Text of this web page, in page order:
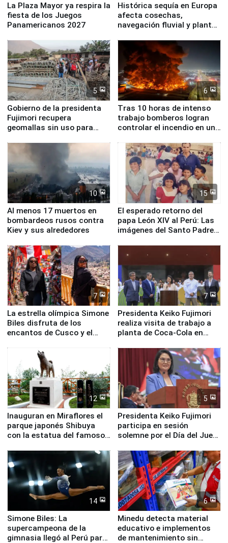
La Plaza Mayor ya respira la
fiesta de los Juegos
Panamericanos 2027
Histórica sequía en Europa
afecta cosechas,
navegación fluvial y plantas
5
Gobierno de la presidenta
Fujimori recupera
geomallas sin uso para
Fenómeno El Niño
6
Tras 10 horas de intenso
trabajo bomberos logran
controlar el incendio en una
de Chile
10
Al menos 17 muertos en
bombardeos rusos contra
Kiev y sus alrededores
15
El esperado retorno del
papa León XIV al Perú: Las
imágenes del Santo Padre
7
La estrella olímpica Simone
Biles disfruta de los
encantos de Cusco y el
7
Presidenta Keiko Fujimori
realiza visita de trabajo a
planta de Coca-Cola en
12
Inauguran en Miraflores el
parque japonés Shibuya
con la estatua del famoso
5
Presidenta Keiko Fujimori
participa en sesión
solemne por el Día del Juez
14
Simone Biles: La
supercampeona de la
gimnasia llegó al Perú para
6
Minedu detecta material
educativo e implementos
de mantenimiento sin